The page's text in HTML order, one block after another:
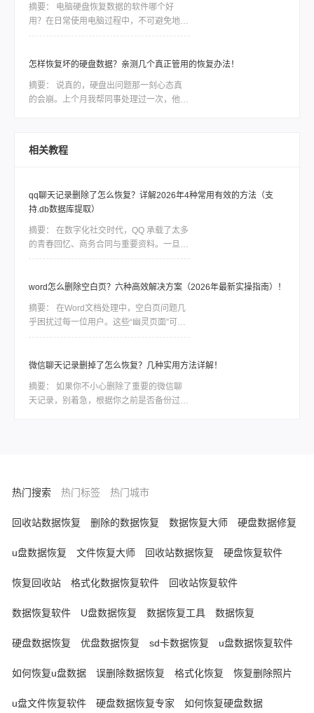
常大，今天我们就针对转转数据恢复大师数
据恢复这款软件，讲讲如何利用工具恢复丢
摘要：
用？在日常使用电脑过程中，不可避免地会
遇到电脑硬盘数据丢失或损坏的情况。无论
们都面临着一种紧迫感，需要尽快找到一款
而，市面上各种各样的电脑硬盘恢复软件让
人眼花缭乱，我们应该如何选择呢？本文将
怎样恢复坏的硬盘数据？亲测几个真正管用的恢复办法！
摘要：
的会崩。上个月我帮同事处理过一次，他那
据？后来折腾了大半天才把东西捞回来大部
付费的顺序，把我试过靠谱的几个方法都告
诉你，重点解决怎样恢复坏的硬盘数据这个
问题。
相关教程
qq聊天记录删除了怎么恢复？详解2026年4种常用有效的方法（支
持.db数据库提取）
摘要：
的青春回忆、商务合同与重要资料。一旦误
删聊天记录，由于 QQ 数据的加密特性，恢
等同于永久抹除。在数据底层，删除指令通
数据尚未覆盖该区域，通过合理的方法依然
有很大几率找回。
word怎么删除空白页？六种高效解决方案（2026年最新实操指南）！
摘要：
乎困扰过每一位用户。这些“幽灵页面”可能
由分页符残留、段落格式异常、表格溢出或
白页呢？本文结合最新Office版本特性，整
冗余页面。
微信聊天记录删掉了怎么恢复？几种实用方法详解！
摘要：
天记录，别着急，根据你之前是否备份过、
热门搜索 热门标签 热门城市
回收站数据恢复 删除的数据恢复 数据恢复大师 硬盘数据修复
u盘数据恢复 文件恢复大师 回收站数据恢复 硬盘恢复软件
恢复回收站 格式化数据恢复软件 回收站恢复软件
数据恢复软件 U盘数据恢复 数据恢复工具 数据恢复
硬盘数据恢复 优盘数据恢复 sd卡数据恢复 u盘数据恢复软件
如何恢复u盘数据 误删除数据恢复 格式化恢复 恢复删除照片
u盘文件恢复软件 硬盘数据恢复专家 如何恢复硬盘数据